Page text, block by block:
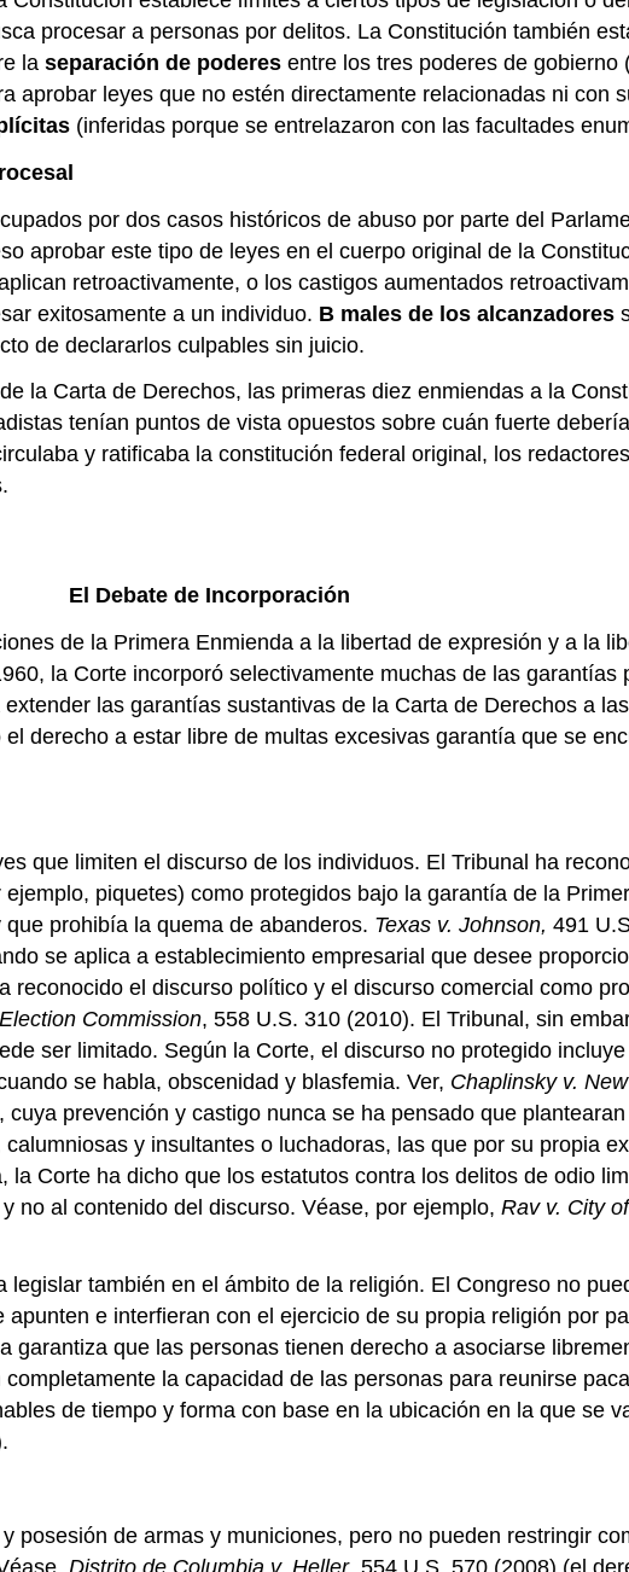
procesar a personas por delitos. La Constitución también
la separación de poderes entre los tres poderes de gobierno
aprobar leyes que no estén directamente relacionadas ni con
(inferidas porque se entrelazaron con las facultades
por dos casos históricos de abuso por parte del
aprobar este tipo de leyes en el cuerpo original de la
retroactivamente, o los castigos aumentados
exitosamente a un individuo. B males de los alcanzadores
de declararlos culpables sin juicio.
la Carta de Derechos, las primeras diez enmiendas a la
tenían puntos de vista opuestos sobre cuán fuerte
y ratificaba la constitución federal original, los
El Debate de Incorporación
de la Primera Enmienda a la libertad de expresión y a la
la Corte incorporó selectivamente muchas de las garantías
las garantías sustantivas de la Carta de Derechos a
derecho a estar libre de multas excesivas garantía que se
que limiten el discurso de los individuos. El Tribunal ha
piquetes) como protegidos bajo la garantía de la
prohibía la quema de abanderos. Texas v. Johnson, 491
se aplica a establecimiento empresarial que desee
reconocido el discurso político y el discurso comercial como
Commission, 558 U.S. 310 (2010). El Tribunal, sin
ser limitado. Según la Corte, el discurso no protegido
se habla, obscenidad y blasfemia. Ver, Chaplinsky v.
prevención y castigo nunca se ha pensado que
y insultantes o luchadoras, las que por su propia
la Corte ha dicho que los estatutos contra los delitos de odio
no al contenido del discurso. Véase, por ejemplo, Rav v. City
también en el ámbito de la religión. El Congreso no
e interfieran con el ejercicio de su propia religión por
garantiza que las personas tienen derecho a asociarse
la capacidad de las personas para reunirse
de tiempo y forma con base en la ubicación en la que se
posesión de armas y municiones, pero no pueden restringir
Distrito de Columbia v. Heller, 554 U.S. 570 (2008) (el